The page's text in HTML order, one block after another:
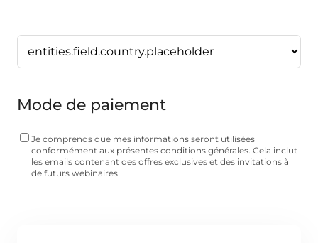
Mode de paiement
Je comprends que mes informations seront utilisées
conformément aux présentes conditions générales. Cela inclut
les emails contenant des offres exclusives et des invitations à
de futurs webinaires